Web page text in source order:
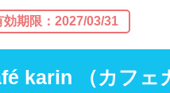
効期限：2027/03/31
karin （カフェ